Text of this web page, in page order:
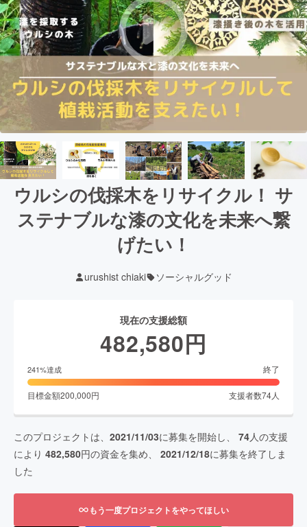
ウルシの伐採木をリサイクル！ サ
ステナブルな漆の文化を未来へ繋
げたい！
urushist chiaki ソーシャルグッド
現在の支援総額
482,580円
241%達成 終了
目標金額200,000円 支援者数74人
このプロジェクトは、 2021/11/03に募集を開始し、 74人の支援
により 482,580円の資金を集め、 2021/12/18に募集を終了しま
した
もう一度プロジェクトをやってほしい